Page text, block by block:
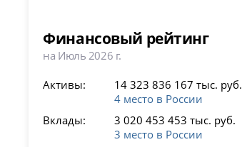
Финансовый рейтинг
на Июль 2026 г.
Активы:
14 323 836 167 тыс. руб.
4 место в России
Вклады:
3 020 453 453 тыс. руб.
3 место в России